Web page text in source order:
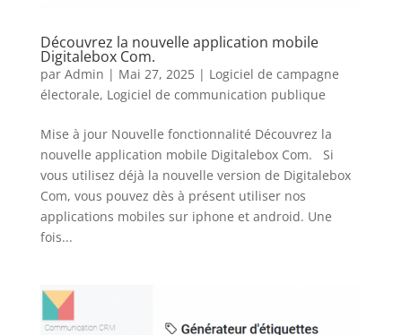
Découvrez la nouvelle application mobile
Digitalebox Com.
par Admin | Mai 27, 2025| Logiciel de campagne
électorale, Logiciel de communication publique
Mise à jour Nouvelle fonctionnalité Découvrez la
nouvelle application mobile Digitalebox Com. Si
vous utilisez déjà la nouvelle version de Digitalebox
Com, vous pouvez dès à présent utiliser nos
applications mobiles sur iphone et android. Une
fois...